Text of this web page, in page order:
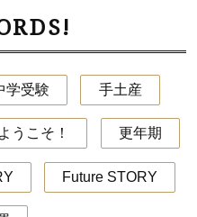
学受験 手土産
うこそ！ 更年期
Future STORY